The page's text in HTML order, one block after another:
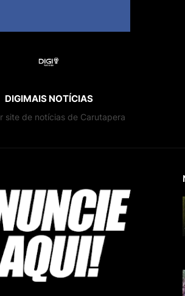
DIGIMAIS NOTÍCIAS
site de notícias de Carutapera